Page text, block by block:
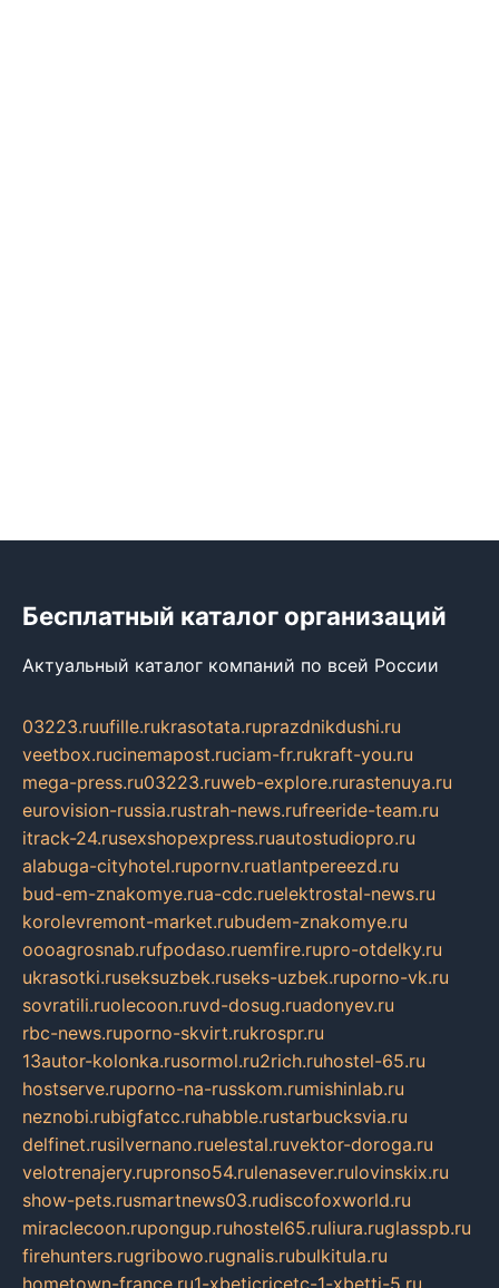
Бесплатный каталог организаций
Актуальный каталог компаний по всей России
03223.ruufille.rukrasotata.ruprazdnikdushi.ru
veetbox.rucinemapost.ruciam-fr.rukraft-you.ru
mega-press.ru03223.ruweb-explore.rurastenuya.ru
eurovision-russia.rustrah-news.rufreeride-team.ru
itrack-24.rusexshopexpress.ruautostudiopro.ru
alabuga-cityhotel.rupornv.ruatlantpereezd.ru
bud-em-znakomye.rua-cdc.ruelektrostal-news.ru
korolevremont-market.rubudem-znakomye.ru
oooagrosnab.rufpodaso.ruemfire.rupro-otdelky.ru
ukrasotki.ruseksuzbek.ruseks-uzbek.ruporno-vk.ru
sovratili.ruolecoon.ruvd-dosug.ruadonyev.ru
rbc-news.ruporno-skvirt.rukrospr.ru
13autor-kolonka.rusormol.ru2rich.ruhostel-65.ru
hostserve.ruporno-na-russkom.rumishinlab.ru
neznobi.rubigfatcc.ruhabble.rustarbucksvia.ru
delfinet.rusilvernano.ruelestal.ruvektor-doroga.ru
velotrenajery.rupronso54.rulenasever.rulovinskix.ru
show-pets.rusmartnews03.rudiscofoxworld.ru
miraclecoon.rupongup.ruhostel65.ruliura.ruglasspb.ru
firehunters.rugribowo.rugnalis.rubulkitula.ru